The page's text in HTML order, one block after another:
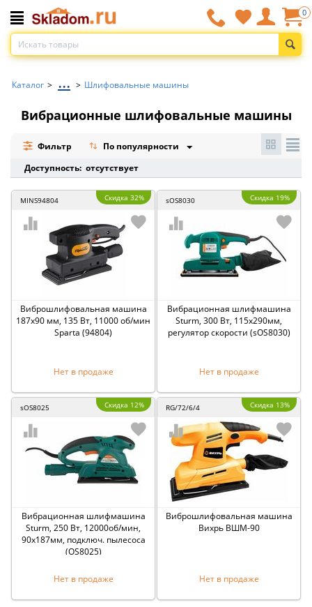
0
Каталог > ... > Шлифовальные машины
Вибрационные шлифовальные машины
Фильтр
По популярности
Доступность: отсутствует
MINS94804 Скидка 32%
Виброшлифовальная машина
187х90 мм, 135 Вт, 11000 об/мин
Sparta (94804)
Нет в продаже
sOS8030 Скидка 19%
Вибрационная шлифмашина
Sturm, 300 Вт, 115х290мм,
регулятор скорости (sOS8030)
Нет в продаже
sOS8025 Скидка 12%
Вибрационная шлифмашина
Sturm, 250 Вт, 12000об/мин,
90х187мм, подключ. пылесоса
(OS8025)
Нет в продаже
RG/72/6/4 Скидка 13%
Виброшлифовальная машина
Вихрь ВШМ-90
Нет в продаже